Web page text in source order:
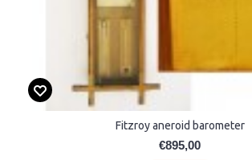
Fitzroy aneroid barometer
€895,00